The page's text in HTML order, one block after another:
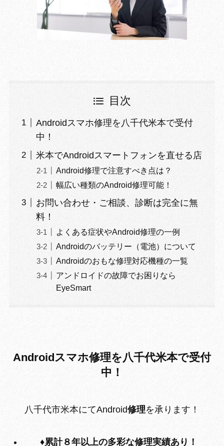
目次
Androidスマホ修理を八千代米本で受付
中！
米本でAndroidスマートフォンを直せる店
Android修理で注意すべき点は？
幅広い種類のAndroid修理可能！
お問い合わせ・ご相談、診断は完全に無
料！
よくある症状やAndroid修理の一例
Androidのバッテリー（電池）について
Androidのおもな修理対応機種の一覧
アンドロイドの故障でお困りなら
EyeSmart
Androidスマホ修理を八千代米本で受付
中！
八千代市米本にてAndroid修理を承ります！
♦累計８年以上の多彩な修理実績あり！